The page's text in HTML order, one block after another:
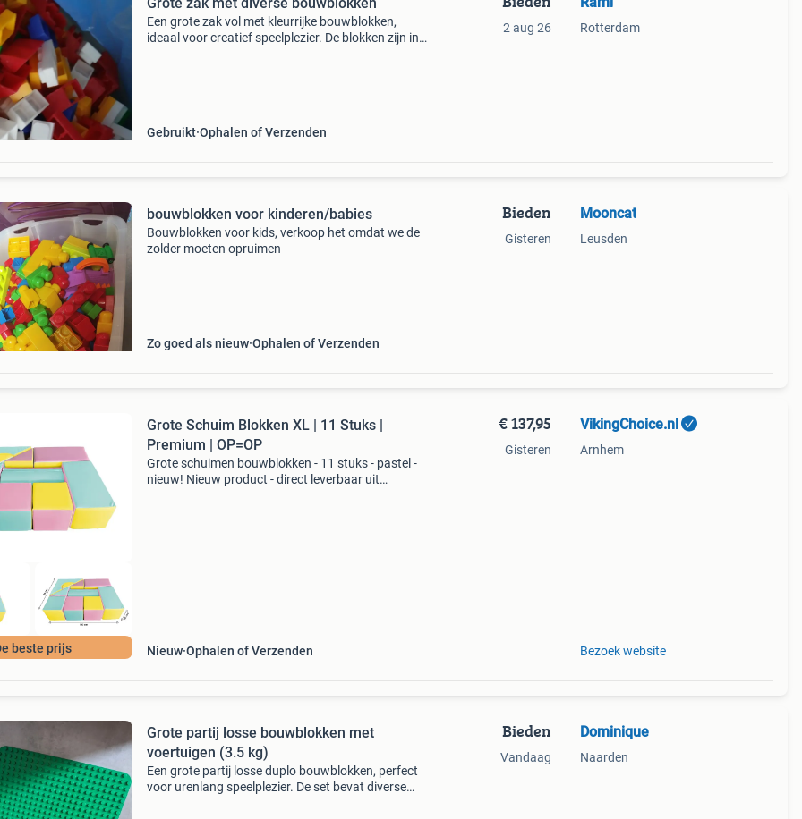
Een grote zak vol met kleurrijke bouwblokken,
ideaal voor creatief speelplezier. De blokken zijn in
Gebruikt Ophalen of Verzenden
2 aug 26 Rotterdam
bouwblokken voor kinderen/babies
Bouwblokken voor kids, verkoop het omdat we de
zolder moeten opruimen
Zo goed als nieuw Ophalen of Verzenden
Bieden
Gisteren
Mooncat
Leusden
beste prijs
Grote Schuim Blokken XL | 11 Stuks |
Premium | OP=OP
Grote schuimen bouwblokken - 11 stuks - pastel -
nieuw! Nieuw product - direct leverbaar uit
Nieuw Ophalen of Verzenden
€ 137,95
Gisteren
VikingChoice.nl
Arnhem
Bezoek website
Grote partij losse bouwblokken met
voertuigen (3.5 kg)
Een grote partij losse duplo bouwblokken, perfect
voor urenlang speelplezier. De set bevat diverse
Bieden
Vandaag
Dominique
Naarden